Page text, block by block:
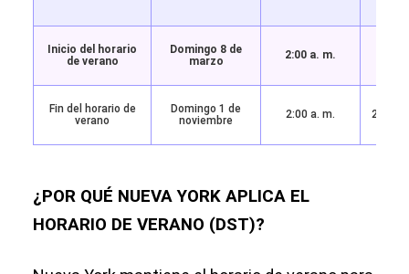
Inicio del horario
de verano
Domingo 8 de
marzo
2:00 a. m.
Fin del horario de
verano
Domingo 1 de
noviembre
2:00 a. m. 2:00 →
¿POR QUÉ NUEVA YORK APLICA EL
HORARIO DE VERANO (DST)?